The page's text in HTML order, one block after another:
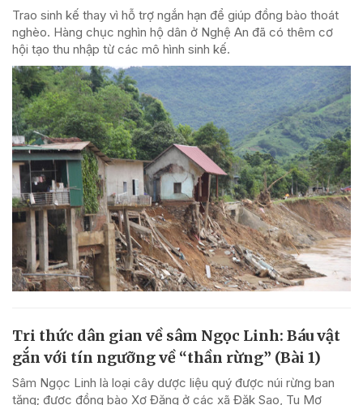
Trao sinh kế thay vì hỗ trợ ngắn hạn để giúp đồng bào thoát
nghèo. Hàng chục nghìn hộ dân ở Nghệ An đã có thêm cơ
hội tạo thu nhập từ các mô hình sinh kế.
Tri thức dân gian về sâm Ngọc Linh: Báu vật
gắn với tín ngưỡng về “thần rừng” (Bài 1)
Sâm Ngọc Linh là loại cây dược liệu quý được núi rừng ban
tặng; được đồng bào Xơ Đăng ở các xã Đăk Sao, Tu Mơ